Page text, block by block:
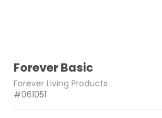
Forever Basic
Forever Living Products
#061051